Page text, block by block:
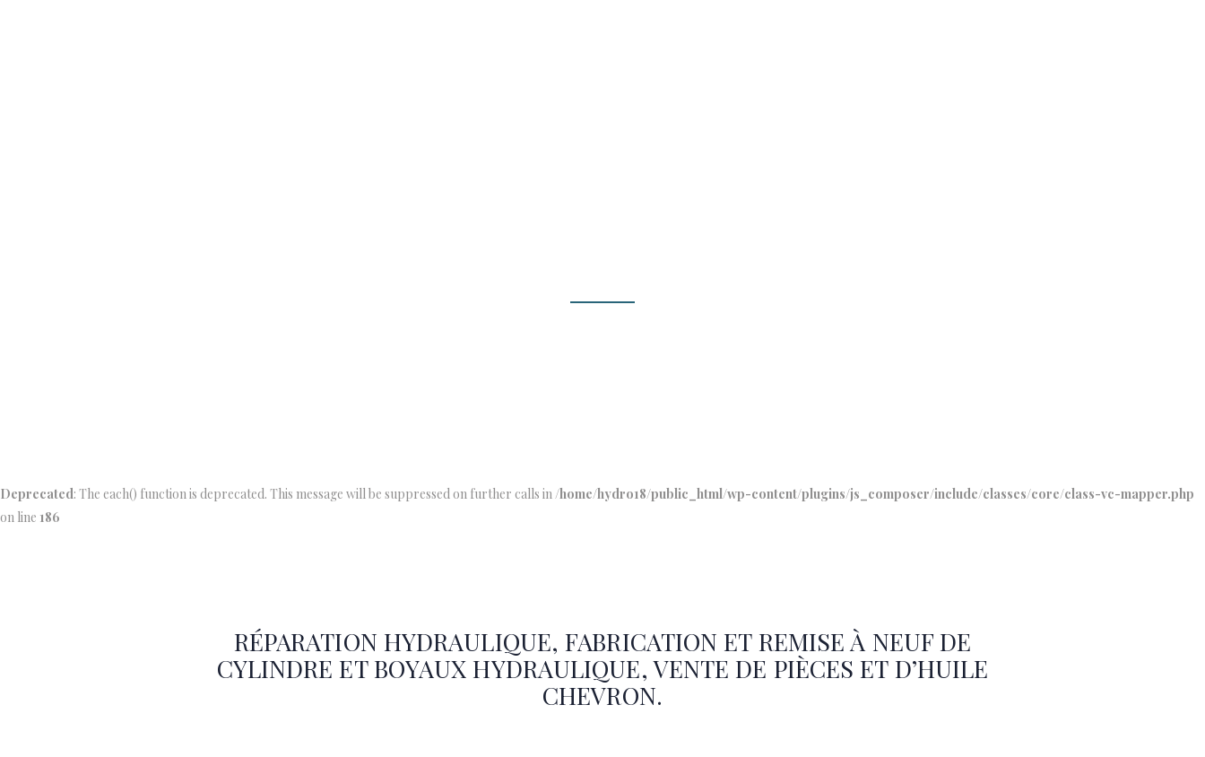
Deprecated: The each() function is deprecated. This message will be suppressed on further calls in/home/hydro18/public_html/wp-content/plugins/js_composer/include/classes/core/class-vc-mapper.php
on line 186
RÉPARATION HYDRAULIQUE, FABRICATION ET REMISE À NEUF DE
CYLINDRE ET BOYAUX HYDRAULIQUE, VENTE DE PIÈCES ET D’HUILE
CHEVRON.